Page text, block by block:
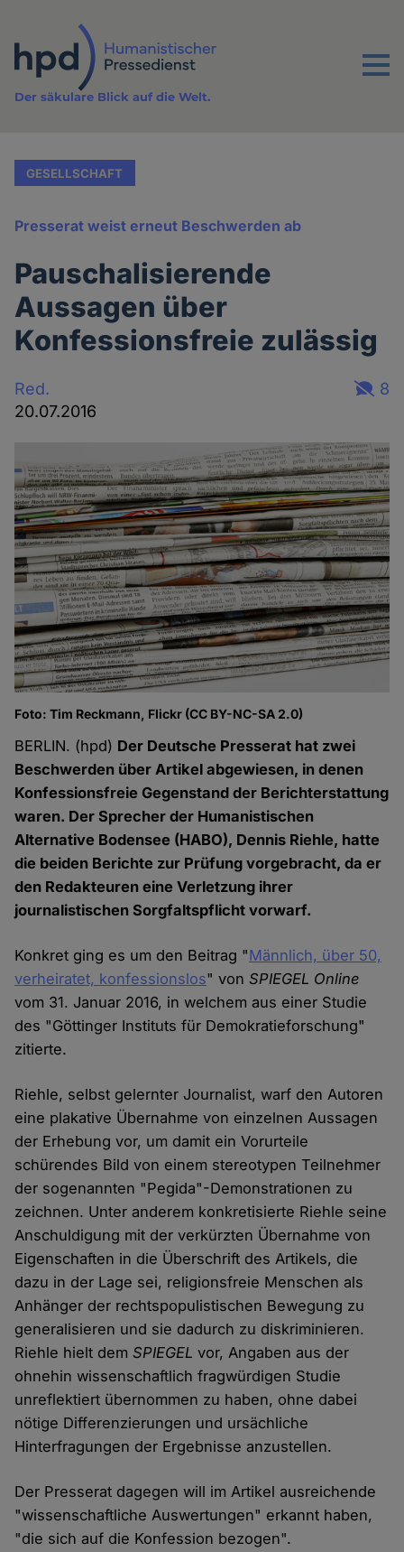
Inhalt
Menu
Der säkulare Blick auf die Welt.
GESELLSCHAFT
Presserat weist erneut Beschwerden ab
Pauschalisierende
Aussagen über
Konfessionsfreie zulässig
Red.
20.07.2016
8
Foto: Tim Reckmann, Flickr (CC BY-NC-SA 2.0)
BERLIN. (hpd) Der Deutsche Presserat hat zwei
Beschwerden über Artikel abgewiesen, in denen
Konfessionsfreie Gegenstand der Berichterstattung
waren. Der Sprecher der Humanistischen
Alternative Bodensee (HABO), Dennis Riehle, hatte
die beiden Berichte zur Prüfung vorgebracht, da er
den Redakteuren eine Verletzung ihrer
journalistischen Sorgfaltspflicht vorwarf.
Konkret ging es um den Beitrag "Männlich, über 50,
verheiratet, konfessionslos" vonSPIEGEL Online
vom 31. Januar 2016, in welchem aus einer Studie
des "Göttinger Instituts für Demokratieforschung"
zitierte.
Riehle, selbst gelernter Journalist, warf den Autoren
eine plakative Übernahme von einzelnen Aussagen
der Erhebung vor, um damit ein Vorurteile
schürendes Bild von einem stereotypen Teilnehmer
der sogenannten "Pegida"-Demonstrationen zu
zeichnen. Unter anderem konkretisierte Riehle seine
Anschuldigung mit der verkürzten Übernahme von
Eigenschaften in die Überschrift des Artikels, die
dazu in der Lage sei, religionsfreie Menschen als
Anhänger der rechtspopulistischen Bewegung zu
generalisieren und sie dadurch zu diskriminieren.
Riehle hielt demSPIEGEL vor, Angaben aus der
ohnehin wissenschaftlich fragwürdigen Studie
unreflektiert übernommen zu haben, ohne dabei
nötige Differenzierungen und ursächliche
Hinterfragungen der Ergebnisse anzustellen.
Der Presserat dagegen will im Artikel ausreichende
"wissenschaftliche Auswertungen" erkannt haben,
"die sich auf die Konfession bezogen".